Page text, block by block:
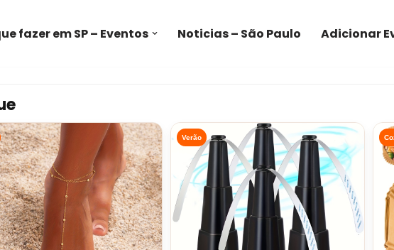
fazer em SP – Eventos Noticias – São Paulo Adicionar
Verão